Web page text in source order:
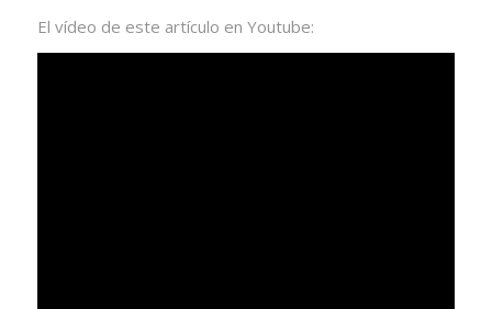
El vídeo de este artículo en Youtube: